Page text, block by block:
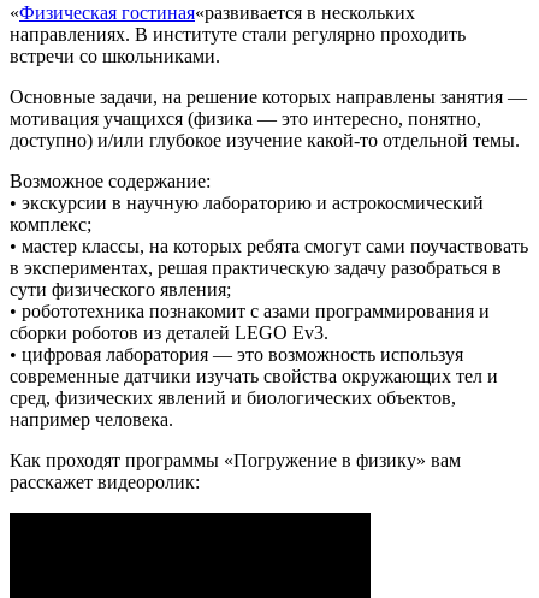
«Физическая гостиная«развивается в нескольких
направлениях. В институте стали регулярно проходить
встречи со школьниками.
Основные задачи, на решение которых направлены занятия —
мотивация учащихся (физика — это интересно, понятно,
доступно) и/или глубокое изучение какой-то отдельной темы.
Возможное содержание:
• экскурсии в научную лабораторию и астрокосмический
комплекс;
• мастер классы, на которых ребята смогут сами поучаствовать
в экспериментах, решая практическую задачу разобраться в
сути физического явления;
• робототехника познакомит с азами программирования и
сборки роботов из деталей LEGO Ev3.
• цифровая лаборатория — это возможность используя
современные датчики изучать свойства окружающих тел и
сред, физических явлений и биологических объектов,
например человека.
Как проходят программы «Погружение в физику» вам
расскажет видеоролик: